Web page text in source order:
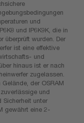
und
und IP6K9K, die in
überprüft wurden. Der
ist eine effektive
und
hinaus ist er nach
zugelassen.
der OSRAM
und
Sicherheit unter
gewährt eine 2-